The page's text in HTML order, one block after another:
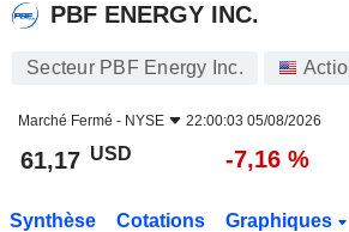
PBF ENERGY INC.
Secteur PBF Energy Inc.
Marché Fermé - NYSE 22:00:03 05/08/2026
61,17 USD -7,16 %
Synthèse Cotations Graphiques